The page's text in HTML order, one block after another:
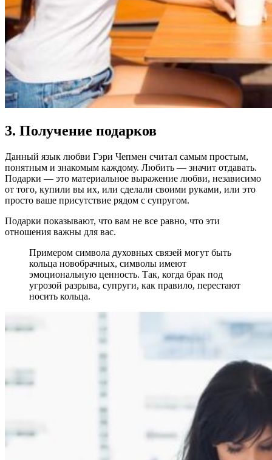
3. Получение подарков
Данный язык любви Гэри Чепмен считал самым простым,
понятным и знакомым каждому. Любить — значит отдавать.
Подарки — это материальное выражение любви, независимо
от того, купили вы их, или сделали своими руками, или это
просто ваше присутствие рядом с супругом.
Подарки показывают, что вам не все равно, что эти
отношения важны для вас.
Примером символа духовных связей могут быть
кольца новобрачных, символы имеют
эмоциональную ценность. Так, когда брак под
угрозой разрыва, супруги, как правило, перестают
носить кольца.